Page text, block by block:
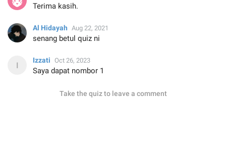
Terima kasih.
Al Hidayah Aug 22, 2021
senang betul quiz ni
Izzati Oct 26, 2023
Saya dapat nombor 1
Take the quiz to leave a comment